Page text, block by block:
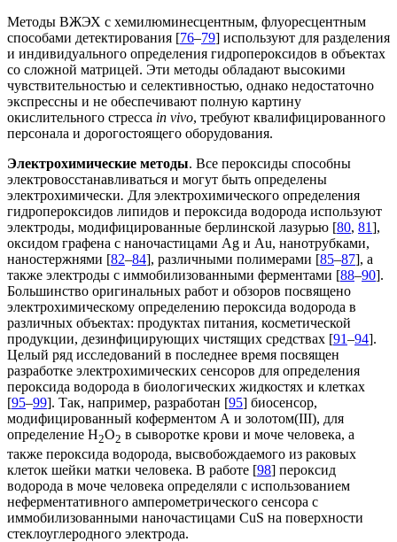
Методы ВЖЭХ с хемилюминесцентным, флуоресцентным
способами детектирования [76–79] используют для разделения
и индивидуального определения гидропероксидов в объектах
со сложной матрицей. Эти методы обладают высокими
чувствительностью и селективностью, однако недостаточно
экспрессны и не обеспечивают полную картину
окислительного стресса in vivo, требуют квалифицированного
персонала и дорогостоящего оборудования.
Электрохимические методы. Все пероксиды способны
электровосстанавливаться и могут быть определены
электрохимически. Для электрохимического определения
гидропероксидов липидов и пероксида водорода используют
электроды, модифицированные берлинской лазурью [80, 81],
оксидом графена с наночастицами Ag и Au, нанотрубками,
наностержнями [82–84], различными полимерами [85–87], а
также электроды с иммобилизованными ферментами [88–90].
Большинство оригинальных работ и обзоров посвящено
электрохимическому определению пероксида водорода в
различных объектах: продуктах питания, косметической
продукции, дезинфицирующих чистящих средствах [91–94].
Целый ряд исследований в последнее время посвящен
разработке электрохимических сенсоров для определения
пероксида водорода в биологических жидкостях и клетках
[95–99]. Так, например, разработан [95] биосенсор,
модифицированный коферментом А и золотом(III), для
определение H2O2 в сыворотке крови и моче человека, а
также пероксида водорода, высвобождаемого из раковых
клеток шейки матки человека. В работе [98] пероксид
водорода в моче человека определяли с использованием
неферментативного амперометрического сенсора с
иммобилизованными наночастицами CuS на поверхности
стеклоуглеродного электрода.